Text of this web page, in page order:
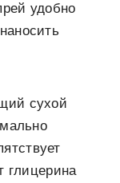
удобно
сухой
глицерина